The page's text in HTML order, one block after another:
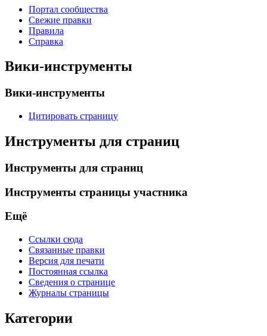
Портал сообщества
Свежие правки
Правила
Справка
Вики-инструменты
Вики-инструменты
Цитировать страницу
Инструменты для страниц
Инструменты для страниц
Инструменты страницы участника
Ещё
Ссылки сюда
Связанные правки
Версия для печати
Постоянная ссылка
Сведения о странице
Журналы страницы
Категории